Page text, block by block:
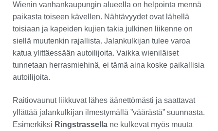
Wienin vanhankaupungin alueella on helpointa mennä
paikasta toiseen kävellen. Nähtävyydet ovat lähellä
toisiaan ja kapeiden kujien takia julkinen liikenne on
siellä muutenkin rajallista. Jalankulkijan tulee varoa
katua ylittäessään autoilijoita. Vaikka wieniläiset
tunnetaan herrasmiehinä, ei tämä aina koske paikallisia
autoilijoita.
Raitiovaunut liikkuvat lähes äänettömästi ja saattavat
yllättää jalankulkijan ilmestymällä ”väärästä” suunnasta.
Esimerkiksi Ringstrassella ne kulkevat myös muuta